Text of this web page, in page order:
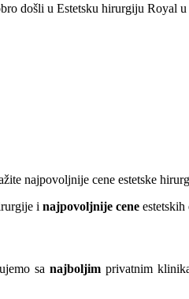
došli u Estetsku hirurgiju Royal u
najpovoljnije cene estetske
i najpovoljnije cene
sanajboljim privatnim